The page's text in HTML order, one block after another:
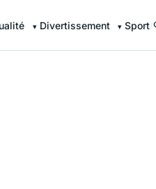
Divertissement Sport/